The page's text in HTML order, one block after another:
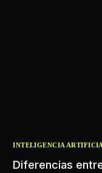
INTELIGENCIA
Diferencias